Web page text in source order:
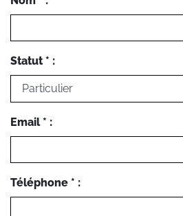
Statut * :
Email * :
Téléphone * :